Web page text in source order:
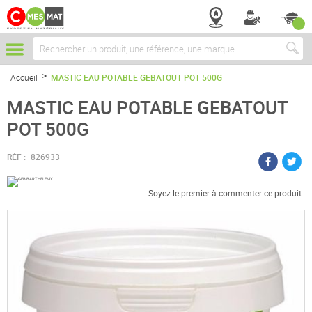
Chercher
Accueil MASTIC EAU POTABLE GEBATOUT POT 500G
MASTIC EAU POTABLE GEBATOUT
POT 500G
RÉF : 826933
Soyez le premier à commenter ce produit
Passer